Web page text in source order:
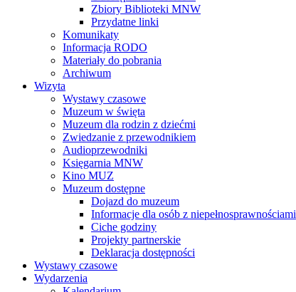
Zbiory Biblioteki MNW
Przydatne linki
Komunikaty
Informacja RODO
Materiały do pobrania
Archiwum
Wizyta
Wystawy czasowe
Muzeum w święta
Muzeum dla rodzin z dziećmi
Zwiedzanie z przewodnikiem
Audioprzewodniki
Księgarnia MNW
Kino MUZ
Muzeum dostępne
Dojazd do muzeum
Informacje dla osób z niepełnosprawnościami
Ciche godziny
Projekty partnerskie
Deklaracja dostępności
Wystawy czasowe
Wydarzenia